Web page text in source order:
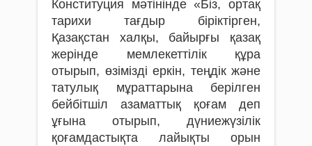
Конституция мәтінінде «Біз, ортақ
тарихи тағдыр біріктірген,
Қазақстан халқы, байырғы қазақ
жерінде мемлекеттілік құра
отырып, өзімізді еркін, теңдік және
татулық мұраттарына берілген
бейбітшіл азаматтық қоғам деп
ұғына отырып, дүниежүзілік
қоғамдастықта лайықты орын